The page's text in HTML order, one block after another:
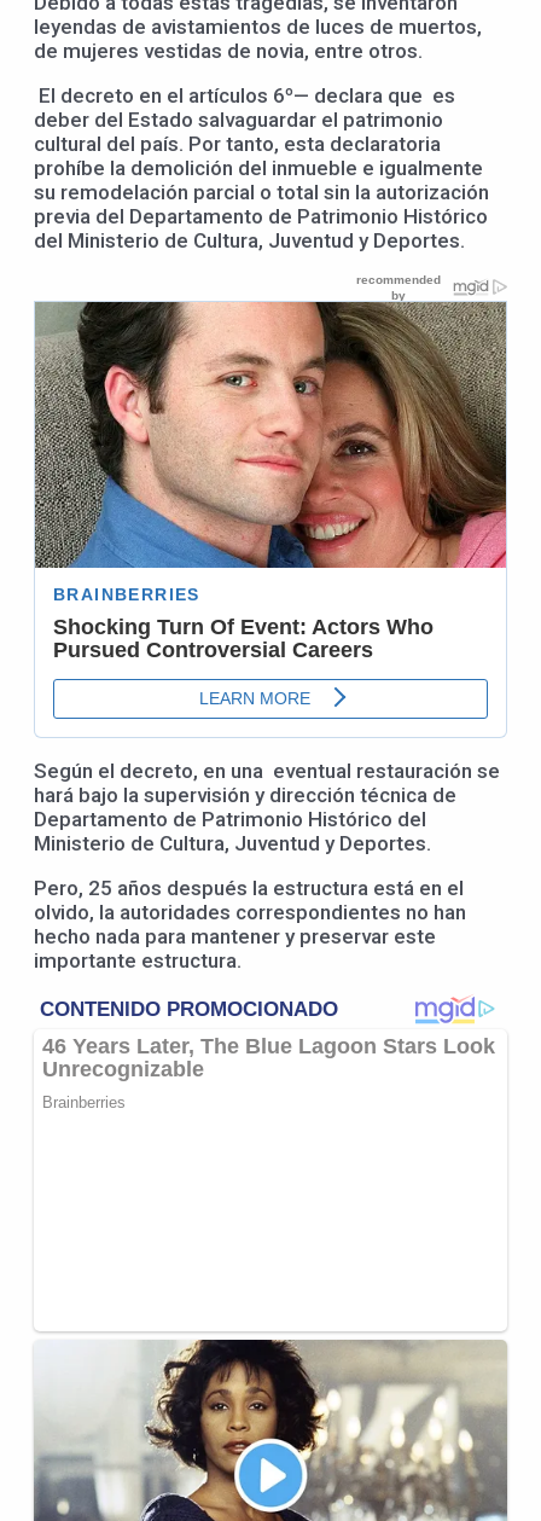
leyendas de avistamientos de luces de muertos,
de mujeres vestidas de novia, entre otros.
El decreto en el artículos 6º— declara que es
deber del Estado salvaguardar el patrimonio
cultural del país. Por tanto, esta declaratoria
prohíbe la demolición del inmueble e igualmente
su remodelación parcial o total sin la autorización
previa del Departamento de Patrimonio Histórico
del Ministerio de Cultura, Juventud y Deportes.
Según el decreto, en una eventual restauración se
hará bajo la supervisión y dirección técnica de
Departamento de Patrimonio Histórico del
Ministerio de Cultura, Juventud y Deportes.
Pero, 25 años después la estructura está en el
olvido, la autoridades correspondientes no han
hecho nada para mantener y preservar este
importante estructura.